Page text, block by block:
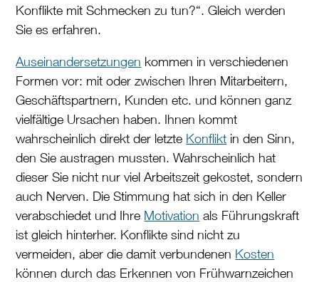
Konflikte mit Schmecken zu tun?“. Gleich werden
Sie es erfahren.
Auseinandersetzungen kommen in verschiedenen
Formen vor: mit oder zwischen Ihren Mitarbeitern,
Geschäftspartnern, Kunden etc. und können ganz
vielfältige Ursachen haben. Ihnen kommt
wahrscheinlich direkt der letzte Konflikt in den Sinn,
den Sie austragen mussten. Wahrscheinlich hat
dieser Sie nicht nur viel Arbeitszeit gekostet, sondern
auch Nerven. Die Stimmung hat sich in den Keller
verabschiedet und Ihre Motivation als Führungskraft
ist gleich hinterher. Konflikte sind nicht zu
vermeiden, aber die damit verbundenen Kosten
können durch das Erkennen von Frühwarnzeichen